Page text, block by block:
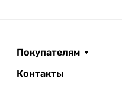
Покупателям
Контакты